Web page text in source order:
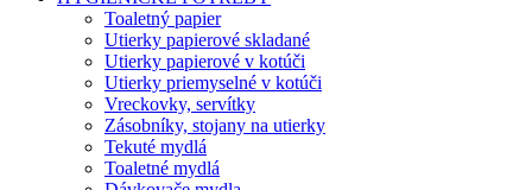
Toaletný papier
Utierky papierové skladané
Utierky papierové v kotúči
Utierky priemyselné v kotúči
Vreckovky, servítky
Zásobníky, stojany na utierky
Tekuté mydlá
Toaletné mydlá